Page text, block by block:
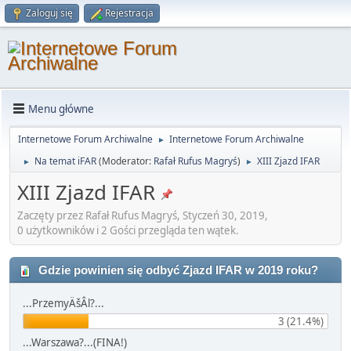
Zaloguj się Rejestracja
Menu główne
Internetowe Forum Archiwalne ► Internetowe Forum Archiwalne
► Na temat iFAR(Moderator: Rafał Rufus Magryś) ► XIII Zjazd IFAR
XIII Zjazd IFAR
Zaczęty przez Rafał Rufus Magryś, Styczeń 30, 2019,
0 użytkowników i 2 Gości przegląda ten wątek.
Gdzie powinien się odbyć Zjazd IFAR w 2019 roku?
...PrzemyÄšÂl?...
3 (21.4%)
...Warszawa?...(FINA!)